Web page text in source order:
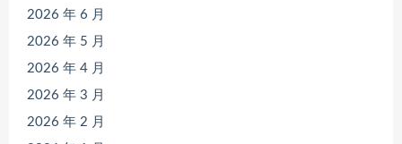
2026 年 6 月
2026 年 5 月
2026 年 4 月
2026 年 3 月
2026 年 2 月